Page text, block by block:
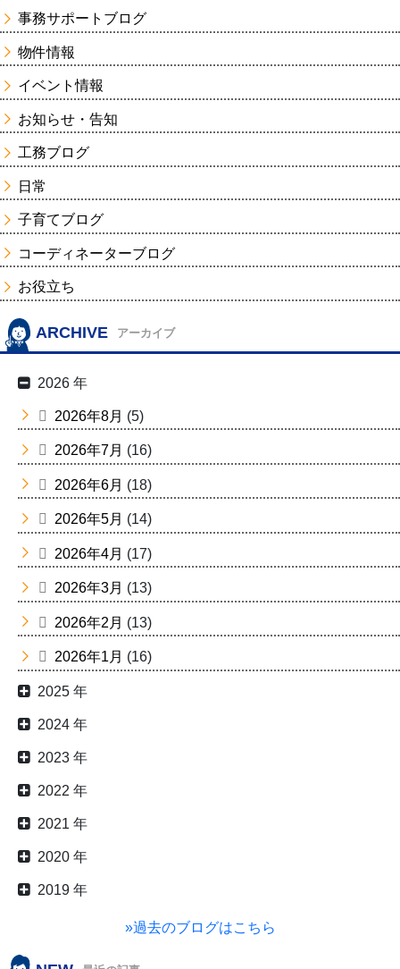
事務サポートブログ
物件情報
イベント情報
お知らせ・告知
工務ブログ
日常
子育てブログ
コーディネーターブログ
お役立ち
ARCHIVE アーカイブ
2026 年
2026年8月 (5)
2026年7月 (16)
2026年6月 (18)
2026年5月 (14)
2026年4月 (17)
2026年3月 (13)
2026年2月 (13)
2026年1月 (16)
2025 年
2024 年
2023 年
2022 年
2021 年
2020 年
2019 年
»過去のブログはこちら